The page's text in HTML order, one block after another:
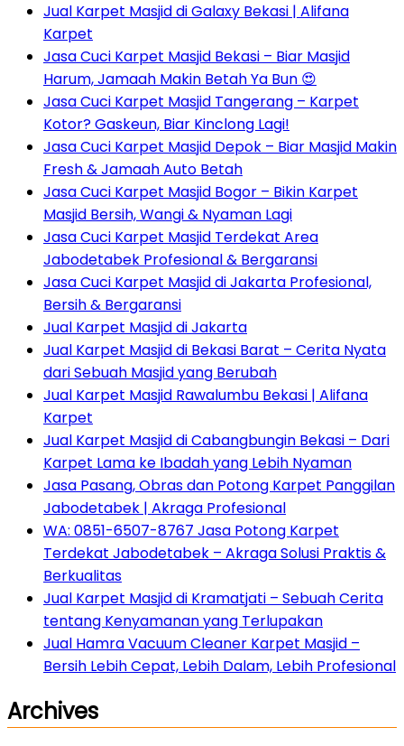
Jual Karpet Masjid di Galaxy Bekasi | Alifana
Karpet
Jasa Cuci Karpet Masjid Bekasi – Biar Masjid
Harum, Jamaah Makin Betah Ya Bun 😍
Jasa Cuci Karpet Masjid Tangerang – Karpet
Kotor? Gaskeun, Biar Kinclong Lagi!
Jasa Cuci Karpet Masjid Depok – Biar Masjid Makin
Fresh & Jamaah Auto Betah
Jasa Cuci Karpet Masjid Bogor – Bikin Karpet
Masjid Bersih, Wangi & Nyaman Lagi
Jasa Cuci Karpet Masjid Terdekat Area
Jabodetabek Profesional & Bergaransi
Jasa Cuci Karpet Masjid di Jakarta Profesional,
Bersih & Bergaransi
Jual Karpet Masjid di Jakarta
Jual Karpet Masjid di Bekasi Barat – Cerita Nyata
dari Sebuah Masjid yang Berubah
Jual Karpet Masjid Rawalumbu Bekasi | Alifana
Karpet
Jual Karpet Masjid di Cabangbungin Bekasi – Dari
Karpet Lama ke Ibadah yang Lebih Nyaman
Jasa Pasang, Obras dan Potong Karpet Panggilan
Jabodetabek | Akraga Profesional
WA: 0851-6507-8767 Jasa Potong Karpet
Terdekat Jabodetabek – Akraga Solusi Praktis &
Berkualitas
Jual Karpet Masjid di Kramatjati – Sebuah Cerita
tentang Kenyamanan yang Terlupakan
Jual Hamra Vacuum Cleaner Karpet Masjid –
Bersih Lebih Cepat, Lebih Dalam, Lebih Profesional
Archives